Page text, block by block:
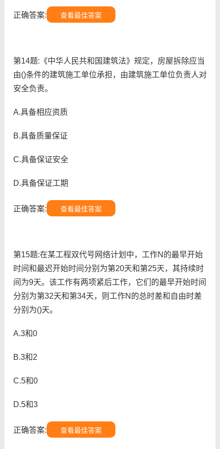
正确答案: 查看最佳答案
第14题:《中华人民共和国建筑法》规定，房屋拆除应当
由()条件的建筑施工单位承担，由建筑施工单位负责人对
安全负责。
A.具备相应资质
B.具备质量保证
C.具备保证安全
D.具备保证工期
正确答案: 查看最佳答案
第15题:在某工程双代号网络计划中，工作N的最早开始
时间和最迟开始时间分别为第20天和第25天，其持续时
间为9天。该工作有两项紧后工作，它们的最早开始时间
分别为第32天和第34天，则工作N的总时差和自由时差
分别为()天。
A.3和0
B.3和2
C.5和0
D.5和3
正确答案: 查看最佳答案